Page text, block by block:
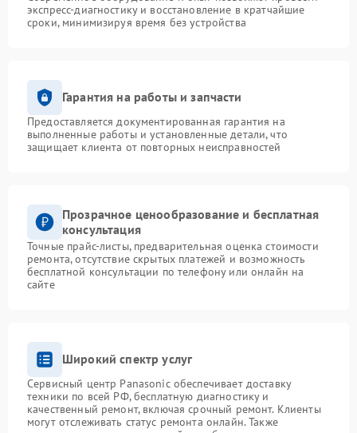
экспресс-диагностику и восстановление в кратчайшие
сроки, минимизируя время без устройства
Гарантия на работы и запчасти
Предоставляется документированная гарантия на
выполненные работы и установленные детали, что
защищает клиента от повторных неисправностей
Прозрачное ценообразование и бесплатная
консультация
Точные прайс-листы, предварительная оценка стоимости
ремонта, отсутствие скрытых платежей и возможность
бесплатной консультации по телефону или онлайн на
сайте
Широкий спектр услуг
Сервисный центр Panasonic обеспечивает доставку
техники по всей РФ, бесплатную диагностику и
качественный ремонт, включая срочный ремонт. Клиенты
могут отслеживать статус ремонта онлайн. Также